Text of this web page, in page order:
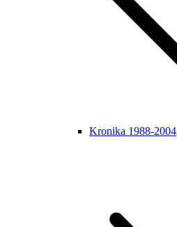
Kronika 1988-2004